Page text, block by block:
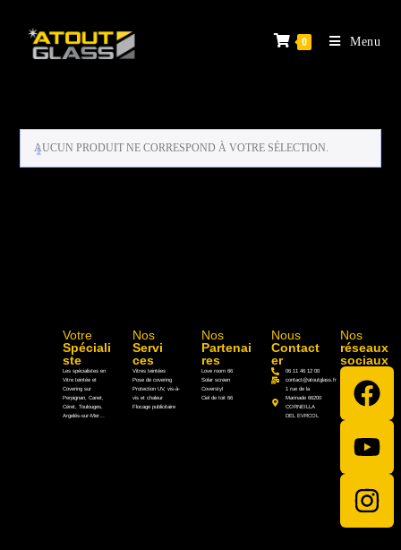
0 Menu
AUCUN PRODUIT NE CORRESPOND À VOTRE SÉLECTION.
Votre
Spéciali
ste
Les spécialistes en
Vitre teintée et
Covering sur
Perpignan, Canet,
Céret, Toulouges,
Argelés-sur-Mer…
Nos
Servi
ces
Vitres teintées
Pose de covering
Protection UV, vis-à-
vis et chaleur
Flocage publicitaire
Nos
Partenai
res
Love room 66
Solar screen
Coverstyl
Ciel de toit 66
Nous
Contact
er
06 11 46 12 00
contact@atoutglass.fr
1 rue de la
Marinade 66200
CORNEILLA
DEL EVRCOL
Nos
réseaux
sociaux